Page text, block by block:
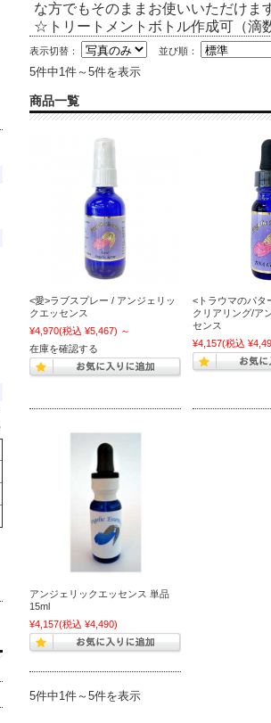
な方でもそのままお使いいただけま
☆トリートメントボトル作成可（滴
表示切替： 並び順：
5件中1件～5件を表示
商品一覧
<愛>ラブスプレー / アンジェリッ
クエッセンス
¥4,970(税込 ¥5,467) ～
在庫を確認する
<トラウマのパタ
クリアリング/ア
センス
¥4,157(税込
アンジェリックエッセンス 単品
15ml
¥4,157(税込 ¥4,490)
5件中1件～5件を表示